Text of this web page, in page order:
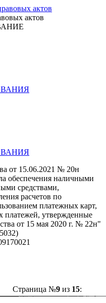
актов
от 15.06.2021 № 20н
обеспечения наличными
средствами,
расчетов по
платежных карт,
платежей, утвержденные
от 15 мая 2020 г. № 22н"
Страница №9из 15: